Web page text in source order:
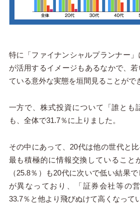
特に「ファイナンシャルプランナー
が活用するイメージもあるなかで、
ている意外な実態を垣間見ることがで
一方で、株式投資について「誰とも
も、全体で31.7％に上りました。
その中にあって、20代は他の世代と比
最も積極的に情報交換していること
（25.8％）も20代に次いで低い結果
が異なっており、「証券会社等の
33.7％と他より飛びぬけて高くなって